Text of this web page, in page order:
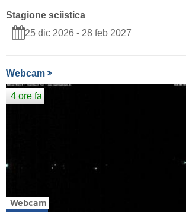
Stagione sciistica
25 dic 2026 - 28 feb 2027
Webcam
Webcam
4 ore fa